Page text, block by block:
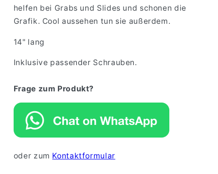
helfen bei Grabs und Slides und schonen die
Grafik. Cool aussehen tun sie außerdem.
14" lang
Inklusive passender Schrauben.
Frage zum Produkt?
oder zum Kontaktformular